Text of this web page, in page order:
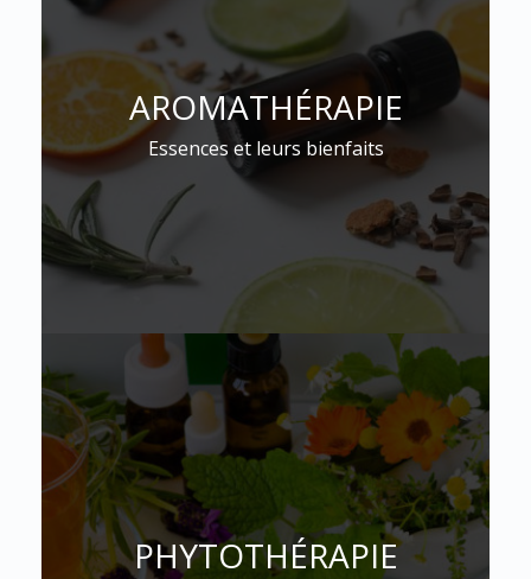
AROMATHÉRAPIE
Essences et leurs bienfaits
PHYTOTHÉRAPIE